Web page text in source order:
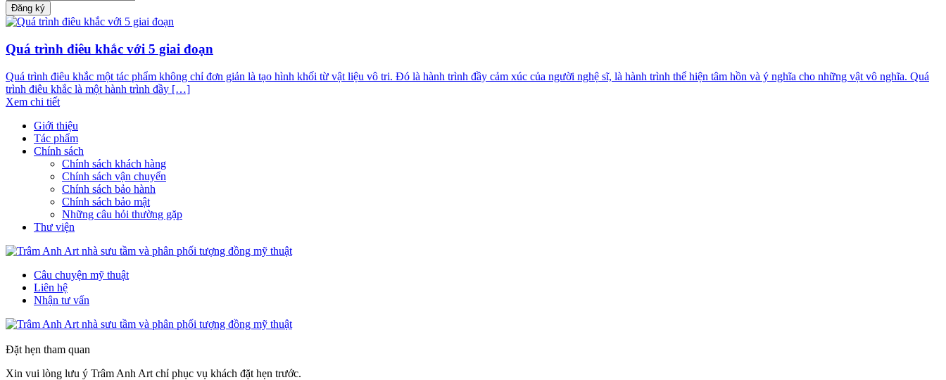
Đăng ký
Quá trình điêu khắc với 5 giai đoạn
Quá trình điêu khắc một tác phẩm không chỉ đơn giản là tạo hình khối từ vật liệu vô tri. Đó là hành trình đầy cảm xúc của người nghệ sĩ, là hành trình thể hiện tâm hồn và ý nghĩa cho những vật vô nghĩa. Quá
trình điêu khắc là một hành trình đầy […]
Xem chi tiết
Giới thiệu
Tác phẩm
Chính sách
Chính sách khách hàng
Chính sách vận chuyển
Chính sách bảo hành
Chính sách bảo mật
Những câu hỏi thường gặp
Thư viện
Câu chuyện mỹ thuật
Liên hệ
Nhận tư vấn
Đặt hẹn tham quan
Xin vui lòng lưu ý Trâm Anh Art chỉ phục vụ khách đặt hẹn trước.